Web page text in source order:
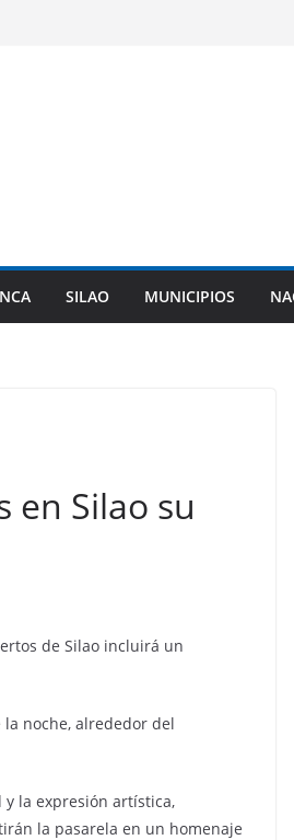
SILAO MUNICIPIOS
en Silao su
de Silao incluirá un
noche, alrededor del
la expresión artística,
la pasarela en un homenaje